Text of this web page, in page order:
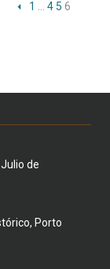
1 4 5 6
de
Porto